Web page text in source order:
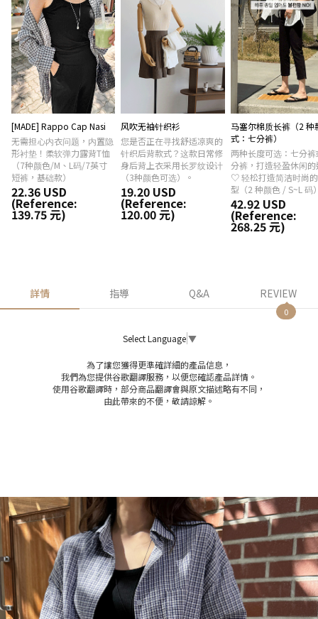
[MADE] Rappo Cap Nasi
无需担心内衣问题，内置隐
形衬垫！柔软弹力露背T恤
（7种颜色/M、L码/7英寸
短裤，基础款）
22.36 USD
(Reference:
139.75 元)
风吹无袖针织衫
您是否正在寻找舒适凉爽的
针织后背款式？这款日常修
身后背上衣采用长罗纹设计
（3种颜色可选）。
19.20 USD
(Reference:
120.00 元)
马塞尔棉质长裤（2 种
式：七分裤）
两种长度可选：七分裤
分裤，打造轻盈休闲的
♡ 轻松打造简洁时尚
型（2 种颜色 / S~L 码
42.92 USD
(Reference:
268.25 元)
詳情 指導 Q&A REVIEW
0
Select Language ▼
為了讓您獲得更準確詳細的產品信息，
我們為您提供谷歌翻譯服務，以便您確認產品詳情。
使用谷歌翻譯時，部分商品翻譯會與原文描述略有不同，
由此帶來的不便，敬請諒解。